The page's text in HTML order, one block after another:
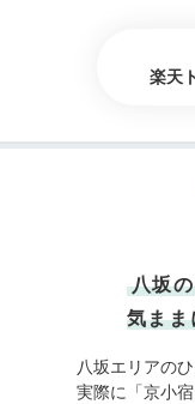
楽天
八坂
気ま
八坂エリアの
実際に「京小